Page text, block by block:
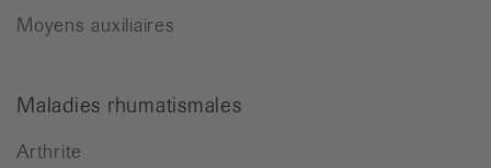
Moyens auxiliaires
Maladies rhumatismales
Arthrite